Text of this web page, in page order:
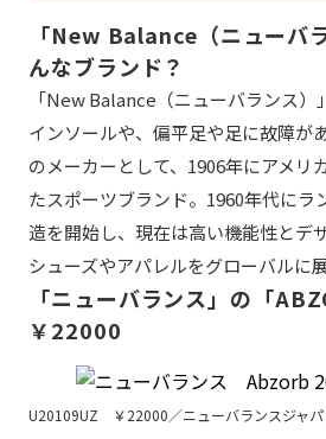
「New Balance（ニューバ
んなブランド？
「New Balance（ニューバランス）
インソールや、偏平足や足に故障が
のメーカーとして、1906年にアメリ
たスポーツブランド。1960年代にラ
造を開始し、現在は高い機能性とデ
シューズやアパレルをグローバルに
「ニューバランス」の「
￥22000
U20109UZ ￥22000／ニューバランスジャ